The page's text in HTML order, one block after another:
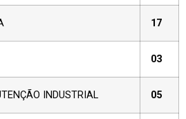
17
03
INDUSTRIAL 05